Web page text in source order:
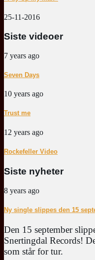
25-11-2016
Siste videoer
7 years ago
Seven Days
10 years ago
Trust me
12 years ago
Rockefeller Video
Siste nyheter
8 years ago
Ny single slippes den 15
Den 15 september
Snertingdal Records!
som står for tur.